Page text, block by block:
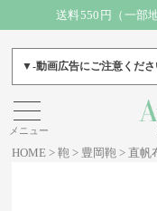
送料550円（一部
▼-動画広告にご注意くださ
HOME 鞄 豊岡鞄 直帆